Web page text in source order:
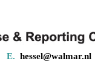
E. hessel@walmar.nl